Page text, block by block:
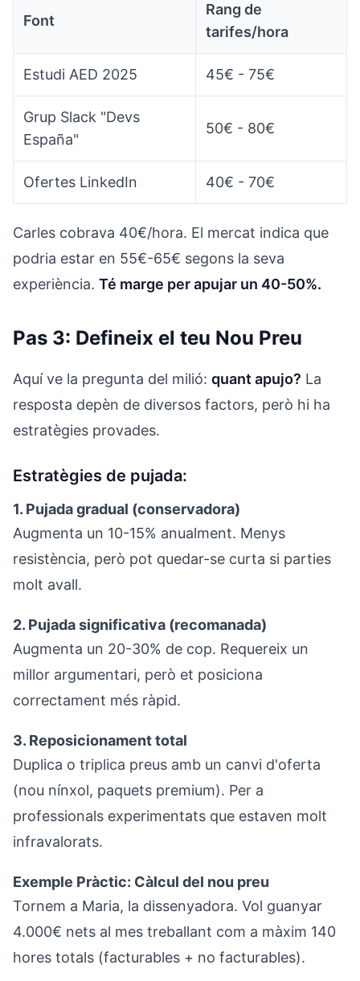
Font
Rang de
tarifes/hora
Estudi AED 2025 45€ - 75€
Grup Slack "Devs
España"
50€ - 80€
Ofertes LinkedIn 40€ - 70€
Carles cobrava 40€/hora. El mercat indica que
podria estar en 55€-65€ segons la seva
experiència. Té marge per apujar un 40-50%.
Pas 3: Defineix el teu Nou Preu
Aquí ve la pregunta del milió: quant apujo? La
resposta depèn de diversos factors, però hi ha
estratègies provades.
Estratègies de pujada:
1. Pujada gradual (conservadora)
Augmenta un 10-15% anualment. Menys
resistència, però pot quedar-se curta si parties
molt avall.
2. Pujada significativa (recomanada)
Augmenta un 20-30% de cop. Requereix un
millor argumentari, però et posiciona
correctament més ràpid.
3. Reposicionament total
Duplica o triplica preus amb un canvi d'oferta
(nou nínxol, paquets premium). Per a
professionals experimentats que estaven molt
infravalorats.
Exemple Pràctic: Càlcul del nou preu
Tornem a Maria, la dissenyadora. Vol guanyar
4.000€ nets al mes treballant com a màxim 140
hores totals (facturables + no facturables).